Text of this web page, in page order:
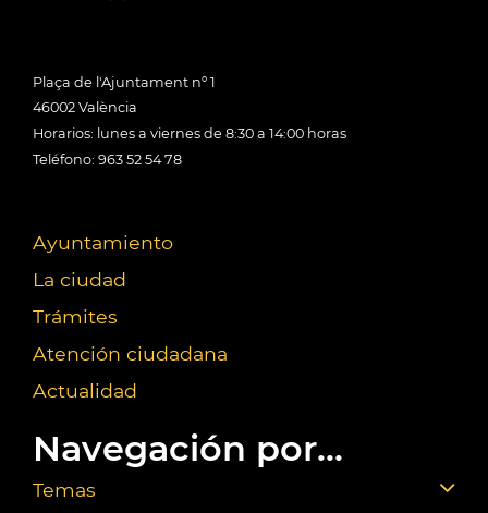
Plaça de l'Ajuntament nº 1
46002 València
Horarios: lunes a viernes de 8:30 a 14:00 horas
Teléfono: 963 52 54 78
Ayuntamiento
La ciudad
Trámites
Atención ciudadana
Actualidad
Navegación por...
Temas